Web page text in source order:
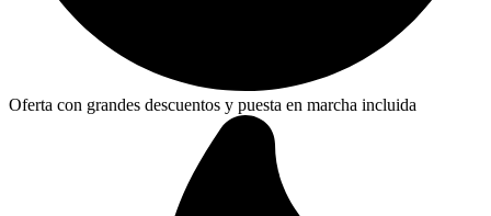
Oferta con grandes descuentos y puesta en marcha incluida